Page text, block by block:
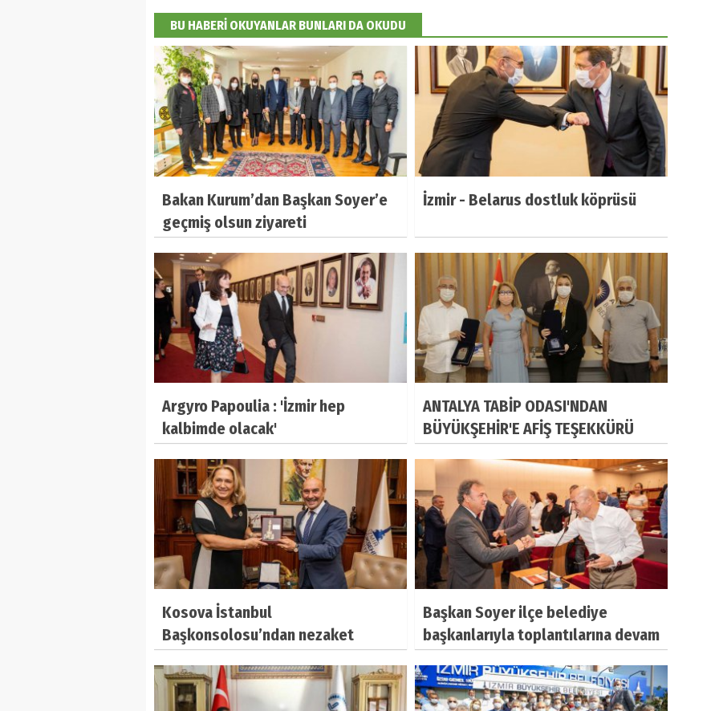
BU HABERİ OKUYANLAR BUNLARI DA OKUDU
Bakan Kurum’dan Başkan Soyer’e
geçmiş olsun ziyareti
İzmir - Belarus dostluk köprüsü
Argyro Papoulia : 'İzmir hep
kalbimde olacak'
ANTALYA TABİP ODASI'NDAN
BÜYÜKŞEHİR'E AFİŞ TEŞEKKÜRÜ
Kosova İstanbul
Başkonsolosu’ndan nezaket
Başkan Soyer ilçe belediye
başkanlarıyla toplantılarına devam